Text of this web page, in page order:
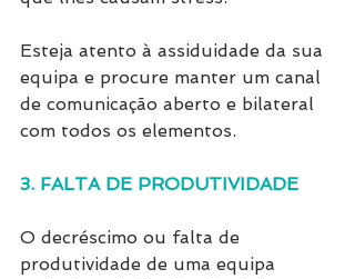
Esteja atento à assiduidade da sua
equipa e procure manter um canal
de comunicação aberto e bilateral
com todos os elementos.
3. FALTA DE PRODUTIVIDADE
O decréscimo ou falta de
produtividade de uma equipa